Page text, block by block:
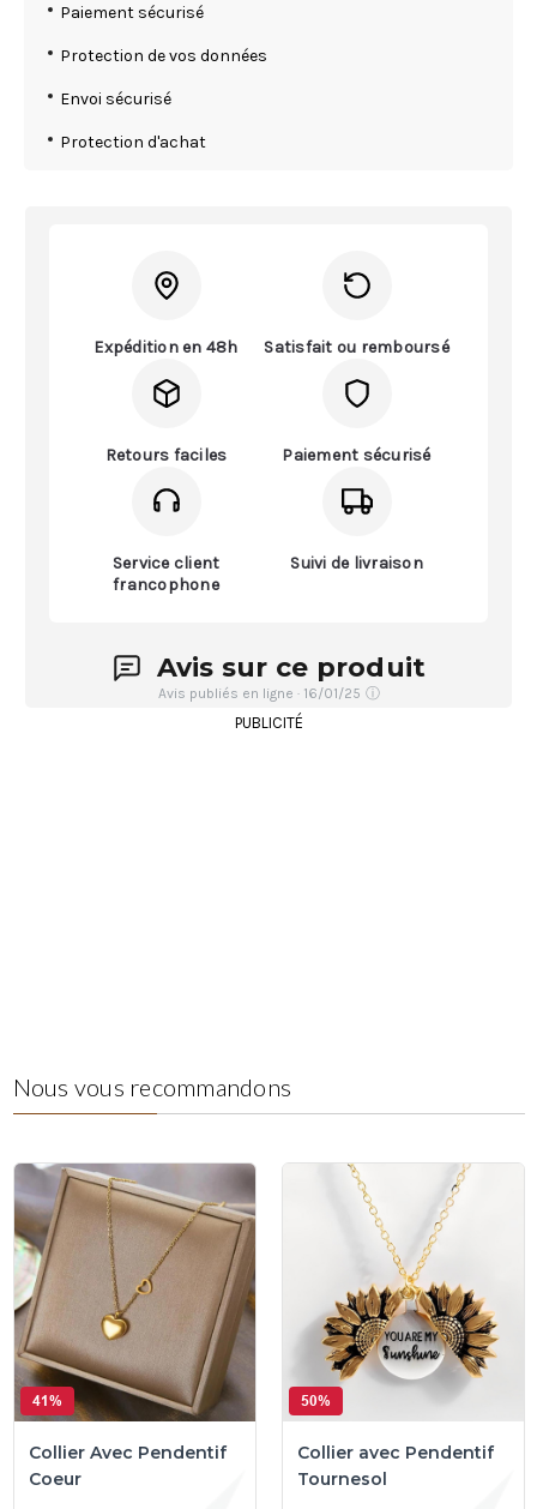
Paiement sécurisé
Protection de vos données
Envoi sécurisé
Protection d'achat
Expédition en 48h Satisfait ou remboursé
Retours faciles Paiement sécurisé
Service client
francophone
Suivi de livraison
Avis sur ce produit
Avis publiés en ligne · 16/01/25 ⓘ
PUBLICITÉ
Nous vous recommandons
41%
Collier Avec Pendentif
Coeur
50%
Collier avec Pendentif
Tournesol